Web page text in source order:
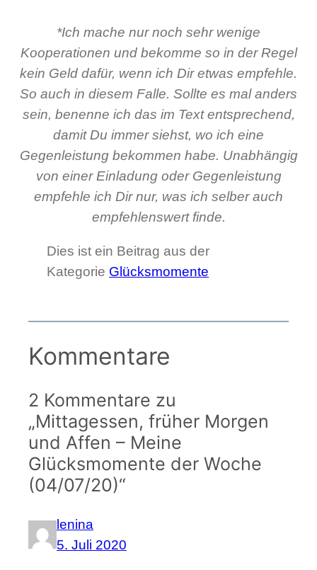
*Ich mache nur noch sehr wenige
Kooperationen und bekomme so in der Regel
kein Geld dafür, wenn ich Dir etwas empfehle.
So auch in diesem Falle. Sollte es mal anders
sein, benenne ich das im Text entsprechend,
damit Du immer siehst, wo ich eine
Gegenleistung bekommen habe. Unabhängig
von einer Einladung oder Gegenleistung
empfehle ich Dir nur, was ich selber auch
empfehlenswert finde.
Dies ist ein Beitrag aus der
Kategorie Glücksmomente
Kommentare
2 Kommentare zu
„Mittagessen, früher Morgen
und Affen – Meine
Glücksmomente der Woche
(04/07/20)“
lenina
5. Juli 2020